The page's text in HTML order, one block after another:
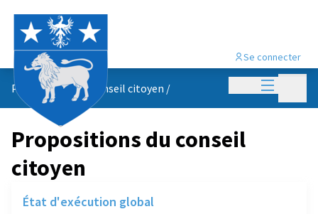
Menu
Se connecter
Propositions du conseil citoyen /
Propositions du conseil
citoyen
État d'exécution global